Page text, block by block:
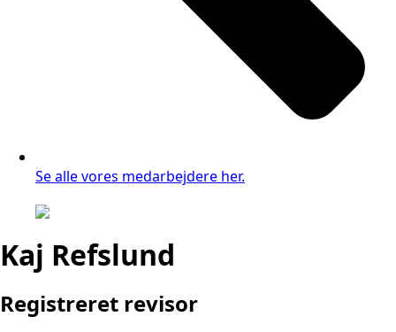
Se alle vores medarbejdere her.
Kaj Refslund
Registreret revisor